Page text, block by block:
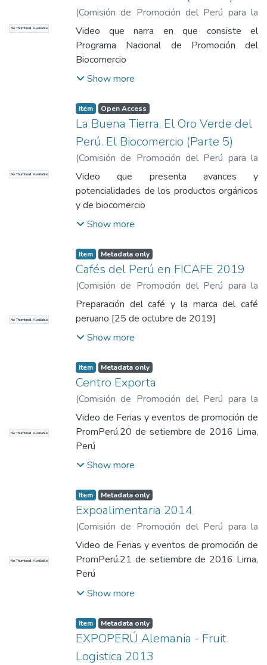
No Thumbnail Available
(Comisión de Promoción del Perú para la
Exportación y el Turismo
,2013 )Brack Egg,
Antonio
Video que narra en que consiste el
Programa Nacional de Promoción del
Biocomercio
Show more
No Thumbnail Available
Item Open Access
La Buena Tierra. El Oro Verde del
Perú. El Biocomercio (Parte 5)
(Comisión de Promoción del Perú para la
Exportación y el Turismo,2013)Brack Egg,
Antonio
Video que presenta avances y
potencialidades de los productos orgánicos
y de biocomercio
Show more
No Thumbnail Available
Item Metadata only
Cafés del Perú en FICAFE 2019
(Comisión de Promoción del Perú para la
Exportación y el Turismo ,2019-10-25)
Comisión de Promoción del Perú para la
Preparación del café y la marca del café
peruano [25 de octubre de 2019]
Show more
No Thumbnail Available
Item Metadata only
Centro Exporta
(Comisión de Promoción del Perú para la
Exportación y el Turismo, 2016-09-20)
Comisión de Promoción del Perú para la
Exportación y el Turismo
Video de Ferias y eventos de promoción de
PromPerú.20 de setiembre de 2016 Lima,
Perú
Show more
No Thumbnail Available
Item Metadata only
Expoalimentaria 2014
(Comisión de Promoción del Perú para la
Exportación y el Turismo, 2016-09-21)
Comisión de Promoción del Perú para la
Exportación y el Turismo
Video de Ferias y eventos de promoción de
PromPerú.21 de setiembre de 2016 Lima,
Perú
Show more
Item Metadata only
EXPOPERÚ Alemania - Fruit
Logistica 2013